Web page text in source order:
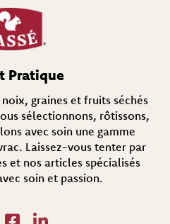
Pratique
graines et fruits séchés
sélectionnons, rôtissons,
avec soin une gamme
Laissez-vous tenter par
et nos articles spécialisés
soin et passion.